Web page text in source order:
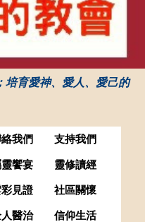
培育愛神、愛人、愛己的
我們 支持我們
靈饗宴 靈修讀經
彩見證 社區關懷
醫治
信仰生活